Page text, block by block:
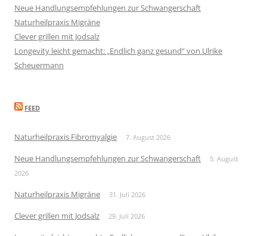
Neue Handlungsempfehlungen zur Schwangerschaft
Naturheilpraxis Migräne
Clever grillen mit Jodsalz
Longevity leicht gemacht: „Endlich ganz gesund“ von Ulrike
Scheuermann
FEED
Naturheilpraxis Fibromyalgie 7. August 2026
Neue Handlungsempfehlungen zur Schwangerschaft
5. August
2026
Naturheilpraxis Migräne 31. Juli 2026
Clever grillen mit Jodsalz 29. Juli 2026